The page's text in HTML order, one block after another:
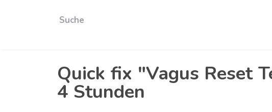
Suche
Quick fix "Vagus Reset
4 Stunden